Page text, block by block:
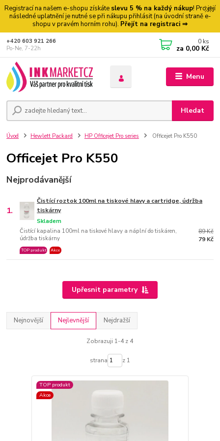
Registrací na našem e-shopu získáte slevu 5 % na každý nákup! Pro její
následné uplatnění je nutné se při nákupu přihlásit (na úvodní straně e-
shopu v pravém horním rohu). Přejít na registraci ⇒
Menu
Hledat
+420 603 921 266
Po-Ne, 7-22h
0 ks
za 0,00 Kč
Úvod Hewlett Packard HP Officejet Pro series Officejet Pro K550
Officejet Pro K550
Nejprodávanější
1.
Čistící roztok 100ml na tiskové hlavy a cartridge, údržba
tiskárny
Čistící kapalina 100ml na tiskové hlavy a náplní do tiskáren,
údržba tiskárny
Skladem
TOP produkt Akce
89 Kč
79 Kč
Upřesnit parametry
Nejnovější Nejlevnější Nejdražší
Zobrazuji 1-4 z 4
strana z 1
TOP produkt
Akce